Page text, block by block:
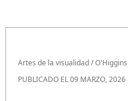
Artes de la visualidad/O'Higgins
PUBLICADO EL 09 MARZO, 2026